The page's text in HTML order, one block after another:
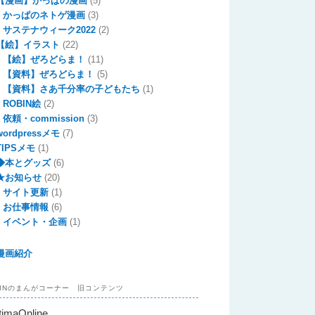
かっぱのネトゲ漫画 (3)
サステナウィーク2022 (2)
【絵】イラスト (22)
【絵】ぜろどらま！
(11)
【資料】ぜろどらま！
(5)
【資料】さあ千分率の子どもたち (1)
ROBIN絵 (2)
依頼・commission (3)
メモ (7)
メモ (1)
とグッズ(6)
知らせ (20)
サイト更新 (1)
お仕事情報 (6)
イベント・企画 (1)
画紹介
のまんがコーナー 旧コンテンツ